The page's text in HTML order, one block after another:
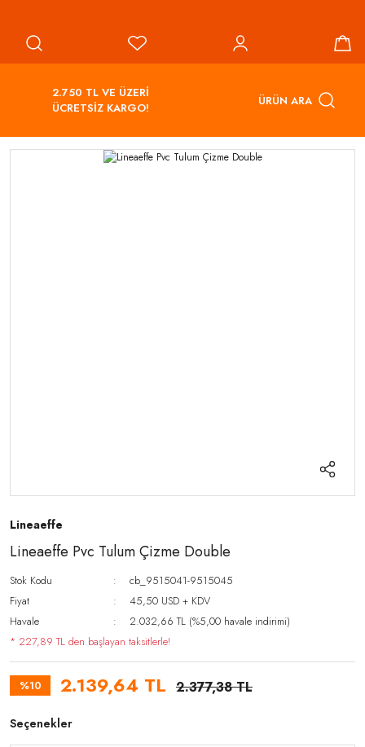
2.750 TL VE ÜZERİ
ÜCRETSİZ KARGO!
ÜRÜN ARA
Lineaeffe
Lineaeffe Pvc Tulum Çizme Double
Stok Kodu
cb_9515041-9515045
Fiyat
45,50 USD + KDV
Havale
2.032,66 TL (%5,00 havale indirimi)
* 227,89 TL den başlayan taksitlerle!
%10 2.139,64 TL 2.377,38 TL
Seçenekler